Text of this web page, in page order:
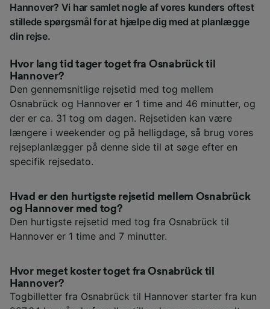
Hannover? Vi har samlet nogle af vores kunders oftest
stillede spørgsmål for at hjælpe dig med at planlægge
din rejse.
Hvor lang tid tager toget fra Osnabrück til
Hannover?
Den gennemsnitlige rejsetid med tog mellem
Osnabrück og Hannover er 1 time and 46 minutter, og
der er ca. 31 tog om dagen. Rejsetiden kan være
længere i weekender og på helligdage, så brug vores
rejseplanlægger på denne side til at søge efter en
specifik rejsedato.
Hvad er den hurtigste rejsetid mellem Osnabrück
og Hannover med tog?
Den hurtigste rejsetid med tog fra Osnabrück til
Hannover er 1 time and 7 minutter.
Hvor meget koster toget fra Osnabrück til
Hannover?
Togbilletter fra Osnabrück til Hannover starter fra kun